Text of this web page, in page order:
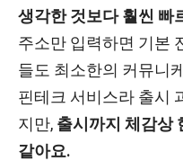
생각한 것보다 훨씬 빠
주소만 입력하면 기본
들도 최소한의 커뮤니
핀테크 서비스라 출시
지만, 출시까지 체감상
같아요.